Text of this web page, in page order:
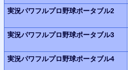
実況パワフルプロ野球ポータブル2
実況パワフルプロ野球ポータブル3
実況パワフルプロ野球ポータブル4